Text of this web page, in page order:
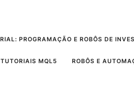
PROGRAMAÇÃO E ROBÔS DE
TUTORIAIS MQL5 ROBÔS E